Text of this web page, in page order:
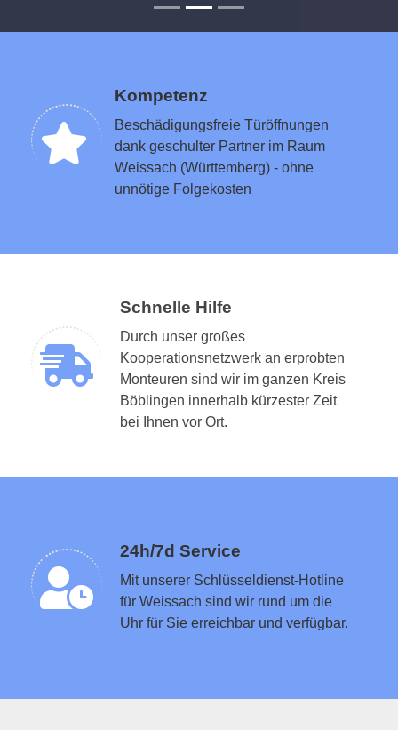
Kompetenz
Beschädigungsfreie Türöffnungen
dank geschulter Partner im Raum
Weissach (Württemberg) - ohne
unnötige Folgekosten
Schnelle Hilfe
Durch unser großes
Kooperationsnetzwerk an erprobten
Monteuren sind wir im ganzen Kreis
Böblingen innerhalb kürzester Zeit
bei Ihnen vor Ort.
24h/7d Service
Mit unserer Schlüsseldienst-Hotline
für Weissach sind wir rund um die
Uhr für Sie erreichbar und verfügbar.
Schlüsseldienst in der Nähe vermitteln